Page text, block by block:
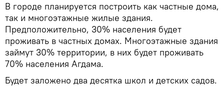
В городе планируется построить как частные дома,
так и многоэтажные жилые здания.
Предположительно, 30% населения будет
проживать в частных домах. Многоэтажные здания
займут 30% территории, в них будет проживать
70% населения Агдама.
Будет заложено два десятка школ и детских садов.